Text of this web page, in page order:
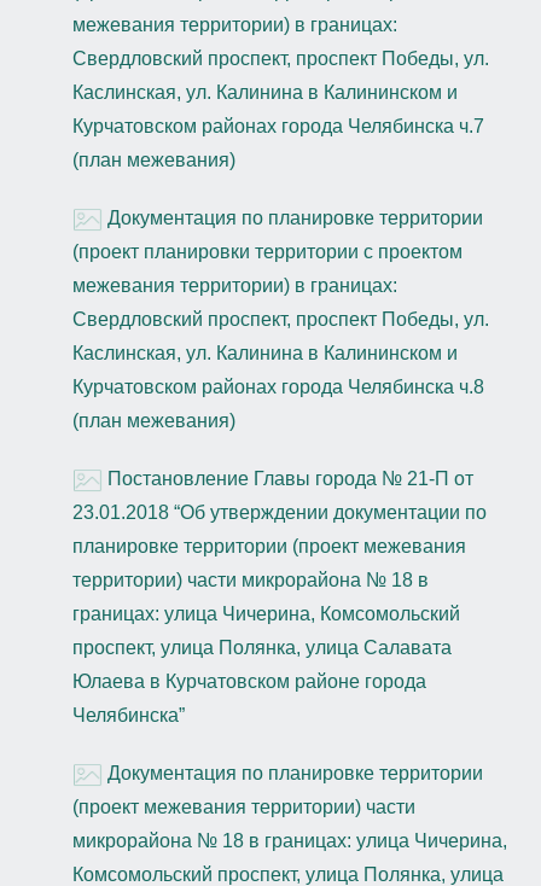
межевания территории) в границах:
Свердловский проспект, проспект Победы, ул.
Каслинская, ул. Калинина в Калининском и
Курчатовском районах города Челябинска ч.7
(план межевания)
Документация по планировке территории
(проект планировки территории с проектом
межевания территории) в границах:
Свердловский проспект, проспект Победы, ул.
Каслинская, ул. Калинина в Калининском и
Курчатовском районах города Челябинска ч.8
(план межевания)
Постановление Главы города № 21-П от
23.01.2018 “Об утверждении документации по
планировке территории (проект межевания
территории) части микрорайона № 18 в
границах: улица Чичерина, Комсомольский
проспект, улица Полянка, улица Салавата
Юлаева в Курчатовском районе города
Челябинска”
Документация по планировке территории
(проект межевания территории) части
микрорайона № 18 в границах: улица Чичерина,
Комсомольский проспект, улица Полянка, улица